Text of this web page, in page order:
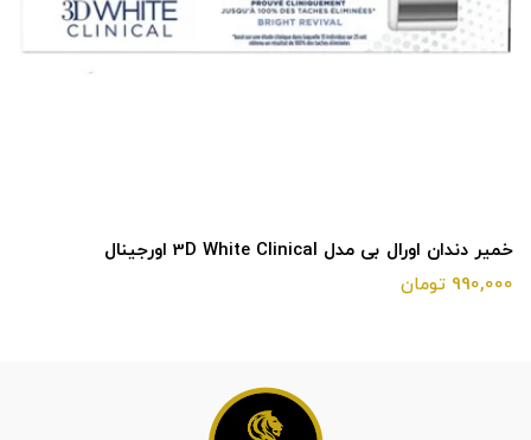
خمیر دندان اورال بی مدل 3D White Clinical اورجینال
990,000 تومان